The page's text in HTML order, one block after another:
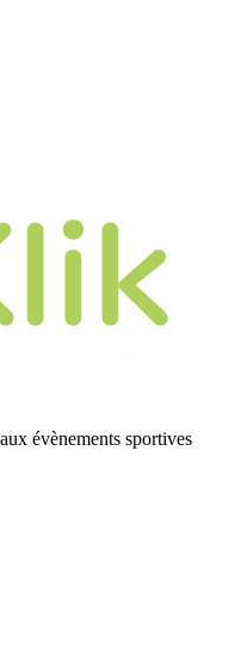
évènements sportives